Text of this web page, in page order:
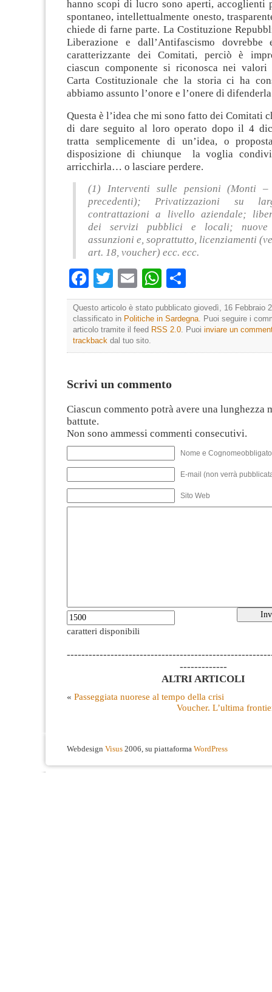
hanno scopi di lucro sono aperti, accoglienti
spontaneo, intellettualmente onesto,
chiede di farne parte. La Costituzione
Liberazione e dall’Antifascismo
caratterizzante dei Comitati, perciò è
ciascun componente si riconosca nei
Carta Costituzionale che la storia ci ha
abbiamo assunto l’onore e l’onere di
Questa è l’idea che mi sono fatto dei Comitati
di dare seguito al loro operato dopo il 4
tratta semplicemente di un’idea, o
disposizione di chiunque la voglia
arricchirla… o lasciare perdere.
(1) Interventi sulle pensioni (Monti
precedenti); Privatizzazioni su
contrattazioni a livello aziendale;
dei servizi pubblici e locali; nuove
assunzioni e, soprattutto, licenziamenti
art. 18, voucher) ecc. ecc.
Facebook
TwitterEmailWhatsApp
Questo articolo è stato pubblicato giovedì, 16 Febbraio
classificato in Politiche in Sardegna. Puoi seguire i
articolo tramite il feed RSS 2.0. Puoi inviare un
trackback dal tuo sito.
Scrivi un commento
Ciascun commento potrà avere una lunghezza
battute.
Non sono ammessi commenti consecutivi.
Nome e
E-mail (non verrà
Sito Web
caratteri disponibili
-------------
ALTRI ARTICOLI
« Passeggiata nuorese al tempo della crisi
Voucher. L’ultima
Webdesign Visus 2006, su piattaforma WordPress